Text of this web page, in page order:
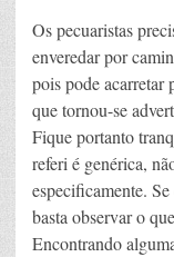
Os pecuaristas
enveredar por
pois pode acarretar
que tornou-se
Fique portanto
referi é genérica,
especificamente.
basta observar o
Encontrando